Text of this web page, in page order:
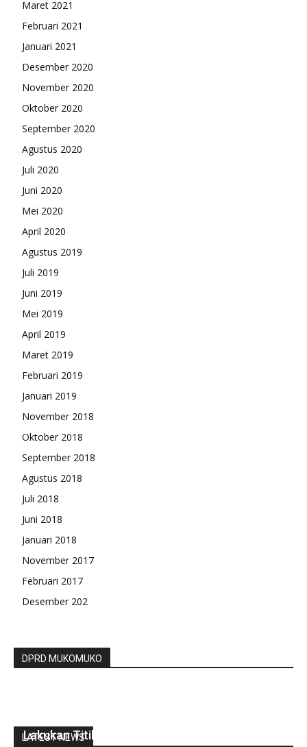
Maret 2021
Februari 2021
Januari 2021
Desember 2020
November 2020
Oktober 2020
September 2020
Agustus 2020
Juli 2020
Juni 2020
Mei 2020
April 2020
Agustus 2019
Juli 2019
Juni 2019
Mei 2019
April 2019
Maret 2019
Februari 2019
Januari 2019
November 2018
Oktober 2018
September 2018
Agustus 2018
Juli 2018
Juni 2018
Januari 2018
November 2017
Februari 2017
Desember 202
DPRD MUKOMUKO
LATEST NEWS
Lakukan Titik Nol Dan Pembagian BLT DD